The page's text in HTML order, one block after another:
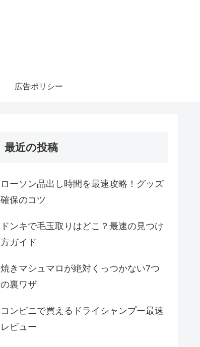
広告ポリシー
最近の投稿
ローソン品出し時間を最速攻略！グッズ
確保のコツ
ドンキで毛玉取りはどこ？最速の見つけ
方ガイド
焼きマシュマロが絶対くっつかない7つ
の裏ワザ
コンビニで買えるドライシャンプー最速
レビュー